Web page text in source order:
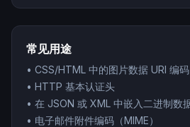
常见用途
• CSS/HTML 中的图片数据 URI 编码
• HTTP 基本认证头
• 在 JSON 或 XML 中嵌入二进制数
• 电子邮件附件编码（MIME）